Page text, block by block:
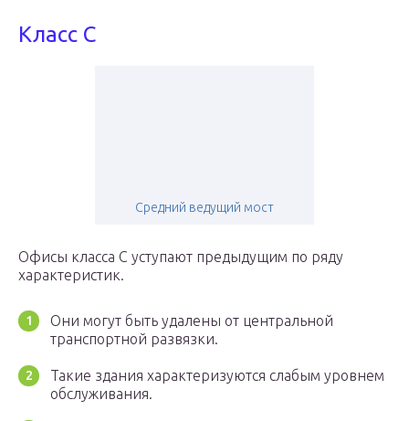
Класс С
Средний ведущий мост
Офисы класса C уступают предыдущим по ряду
характеристик.
Они могут быть удалены от центральной
транспортной развязки.
Такие здания характеризуются слабым уровнем
обслуживания.